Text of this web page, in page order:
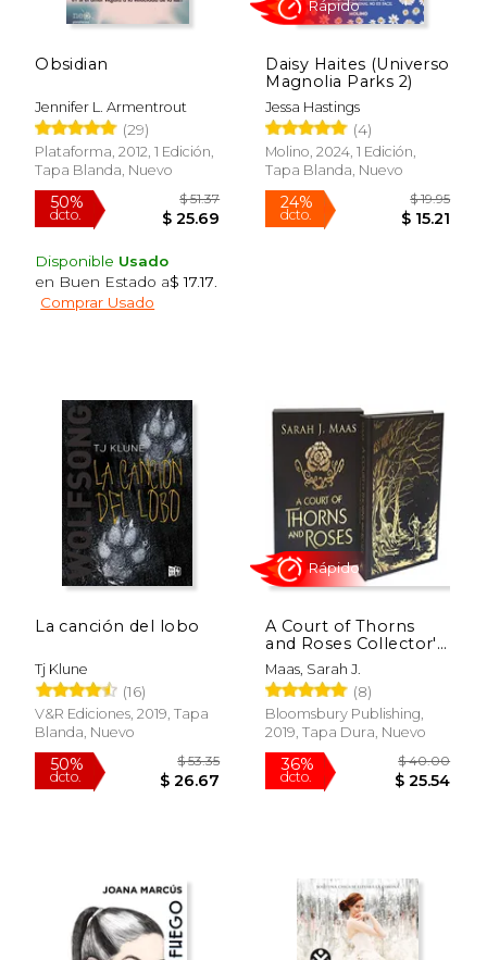
Rápido
$ 23.46
43%
dcto.
Rápido
Obsidian
Jennifer L. Armentrout
(29)
Plataforma, 2012, 1 Edición,
Tapa Blanda, Nuevo
Disponible Usado
en Buen Estado a$ 17.17
Comprar Usado
Daisy Haites (Universo
Magnolia Parks 2)
Jessa Hastings
(4)
Molino, 2024, 1 Edición,
Tapa Blanda, Nuevo
La canción del lobo
Tj Klune
(16)
V&R Ediciones, 2019, Tapa
Blanda, Nuevo
A Court of Thorns
and Roses Collector's
Edition (en Inglés)
Maas, Sarah J.
(8)
Bloomsbury Publishing,
2019, Tapa Dura, Nuevo